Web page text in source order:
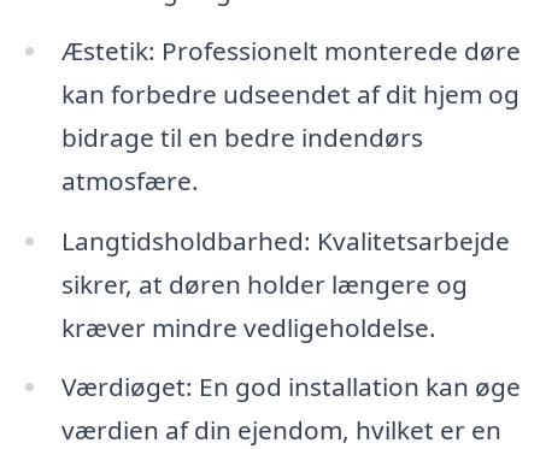
Æstetik: Professionelt monterede døre
kan forbedre udseendet af dit hjem og
bidrage til en bedre indendørs
atmosfære.
Langtidsholdbarhed: Kvalitetsarbejde
sikrer, at døren holder længere og
kræver mindre vedligeholdelse.
Værdiøget: En god installation kan øge
værdien af din ejendom, hvilket er en